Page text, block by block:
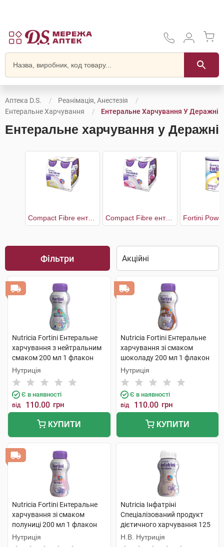
Аптека D.S.
Реанімація, Анестезія
Ентеральне Харчування
Ентеральне Харчування У Деражні
Ентеральне харчування у Деражні
Compact Fibre ентеральне харчування зі смаком ванілі Compact Fibre ентеральне харчування зі смаком полуниці
Фільтри
Nutricia Fortini Ентеральне
харчування з нейтральним
смаком 200 мл 1 флакон
Нутриція
Є в наявності
від 110.00 грн
КУПИТИ
Nutricia Fortini Ентеральне
харчування зі смаком
шоколаду 200 мл 1 флакон
Нутриція
Є в наявності
від 110.00 грн
КУПИТИ
Nutricia Fortini Ентеральне
харчування зі смаком
полуниці 200 мл 1 флакон
Нутриція
Nutricia Інфатріні
Спеціалізований продукт
дієтичного харчування 125
мл 1 флакон
Н.В. Нутриція